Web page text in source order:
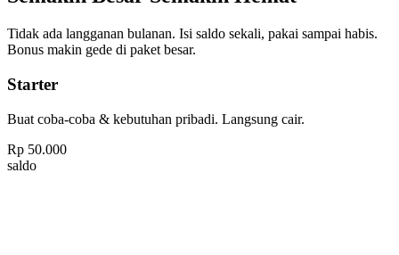
Tidak ada langganan bulanan. Isi saldo sekali, pakai sampai habis.
Bonus makin gede di paket besar.
Starter
Buat coba-coba & kebutuhan pribadi. Langsung cair.
Rp 50.000
saldo